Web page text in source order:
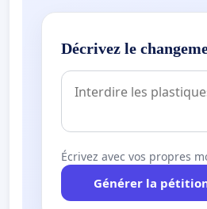
Décrivez le
Écrivez avec vos propres
Générer la